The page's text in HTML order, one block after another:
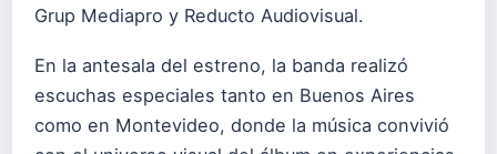
Grup Mediapro y Reducto Audiovisual.
En la antesala del estreno, la banda realizó
escuchas especiales tanto en Buenos Aires
como en Montevideo, donde la música convivió